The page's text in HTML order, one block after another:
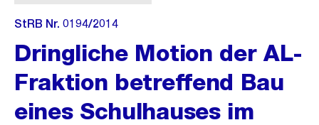
StRB Nr. 0194/2014
Dringliche Motion der AL-
Fraktion betreffend Bau
eines Schulhauses im